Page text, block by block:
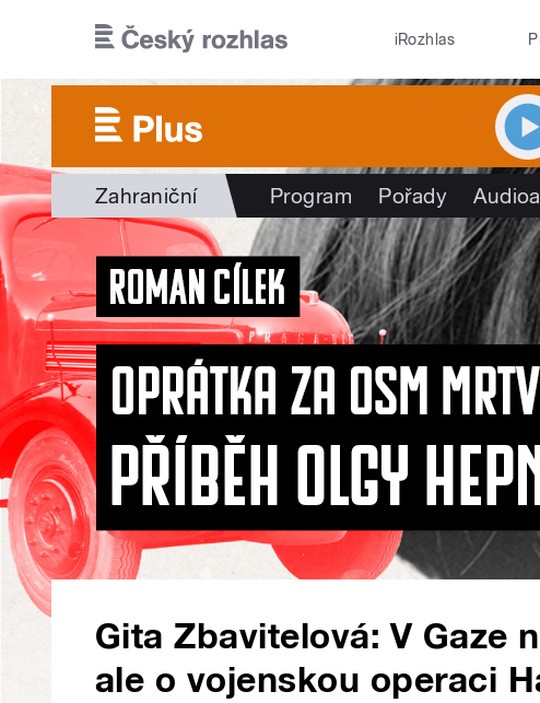
iRozhlas
Zahraniční Program Pořady
Gita Zbavitelová: V Gaze
ale o vojenskou operaci